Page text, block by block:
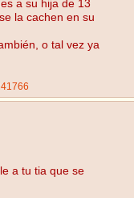
a su hija de 13
la cachen en su
o tal vez ya
a tu tia que se